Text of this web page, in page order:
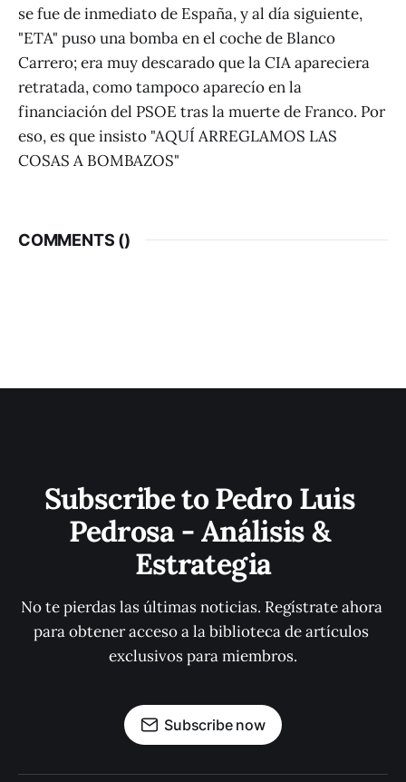
se fue de inmediato de España, y al día siguiente,
"ETA" puso una bomba en el coche de Blanco
Carrero; era muy descarado que la CIA apareciera
retratada, como tampoco aparecío en la
financiación del PSOE tras la muerte de Franco. Por
eso, es que insisto "AQUÍ ARREGLAMOS LAS
COSAS A BOMBAZOS"
COMMENTS ()
Subscribe to Pedro Luis
Pedrosa - Análisis &
Estrategia
No te pierdas las últimas noticias. Regístrate ahora
para obtener acceso a la biblioteca de artículos
exclusivos para miembros.
Subscribe now